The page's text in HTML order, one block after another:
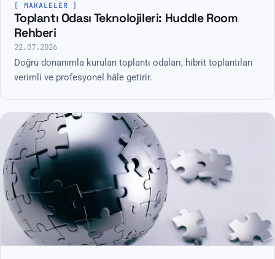
MAKALELER
Toplantı Odası Teknolojileri: Huddle Room
Rehberi
22.07.2026
Doğru donanımla kurulan toplantı odaları, hibrit toplantıları
verimli ve profesyonel hâle getirir.